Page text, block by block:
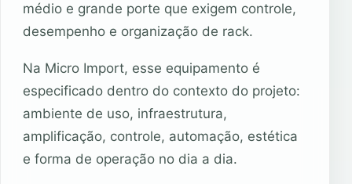
médio e grande porte que exigem controle,
desempenho e organização de rack.
Na Micro Import, esse equipamento é
especificado dentro do contexto do projeto:
ambiente de uso, infraestrutura,
amplificação, controle, automação, estética
e forma de operação no dia a dia.